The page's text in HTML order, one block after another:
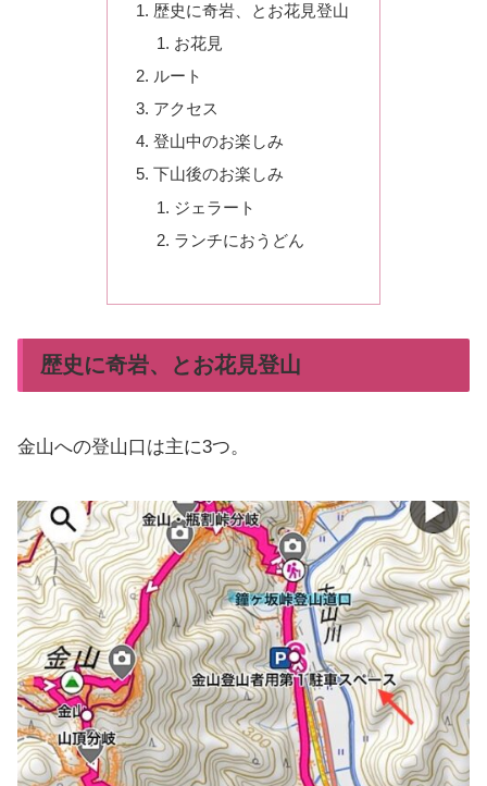
歴史に奇岩、とお花見登山
お花見
ルート
アクセス
登山中のお楽しみ
下山後のお楽しみ
ジェラート
ランチにおうどん
歴史に奇岩、とお花見登山
金山への登山口は主に3つ。